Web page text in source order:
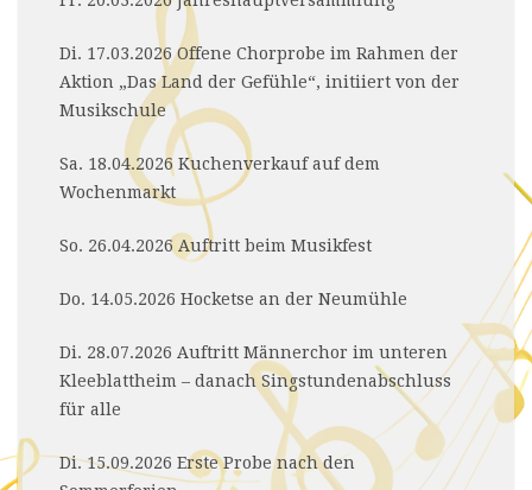
Di. 17.03.2026 Offene Chorprobe im Rahmen der
Aktion „Das Land der Gefühle“, initiiert von der
Musikschule
Sa. 18.04.2026 Kuchenverkauf auf dem
Wochenmarkt
So. 26.04.2026 Auftritt beim Musikfest
Do. 14.05.2026 Hocketse an der Neumühle
Di. 28.07.2026 Auftritt Männerchor im unteren
Kleeblattheim – danach Singstundenabschluss
für alle
Di. 15.09.2026 Erste Probe nach den